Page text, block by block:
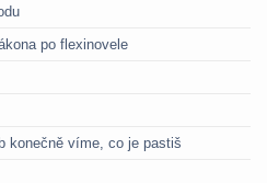
po flexinovele
konečně víme, co je pastiš